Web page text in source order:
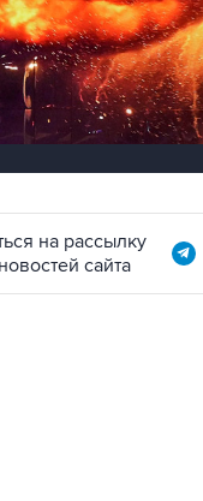
на рассылку
сайта